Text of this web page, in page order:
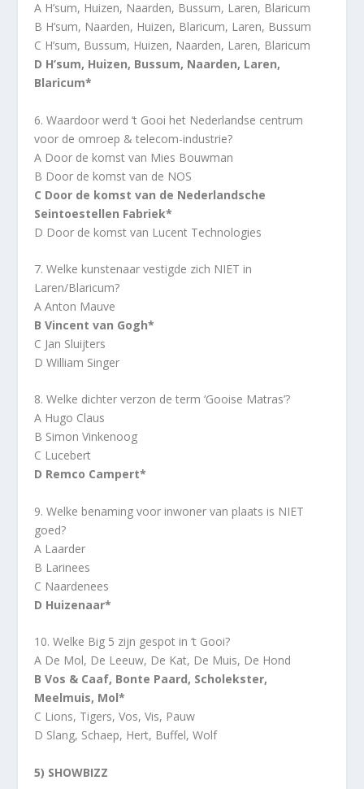
A H’sum, Huizen, Naarden, Bussum, Laren, Blaricum
B H’sum, Naarden, Huizen, Blaricum, Laren, Bussum
C H’sum, Bussum, Huizen, Naarden, Laren, Blaricum
D H’sum, Huizen, Bussum, Naarden, Laren,
Blaricum*
6. Waardoor werd ‘t Gooi het Nederlandse centrum
voor de omroep & telecom-industrie?
A Door de komst van Mies Bouwman
B Door de komst van de NOS
C Door de komst van de Nederlandsche
Seintoestellen Fabriek*
D Door de komst van Lucent Technologies
7. Welke kunstenaar vestigde zich NIET in
Laren/Blaricum?
A Anton Mauve
B Vincent van Gogh*
C Jan Sluijters
D William Singer
8. Welke dichter verzon de term ‘Gooise Matras’?
A Hugo Claus
B Simon Vinkenoog
C Lucebert
D Remco Campert*
9. Welke benaming voor inwoner van plaats is NIET
goed?
A Laarder
B Larinees
C Naardenees
D Huizenaar*
10. Welke Big 5 zijn gespot in ‘t Gooi?
A De Mol, De Leeuw, De Kat, De Muis, De Hond
B Vos & Caaf, Bonte Paard, Scholekster,
Meelmuis, Mol*
C Lions, Tigers, Vos, Vis, Pauw
D Slang, Schaep, Hert, Buffel, Wolf
5) SHOWBIZZ